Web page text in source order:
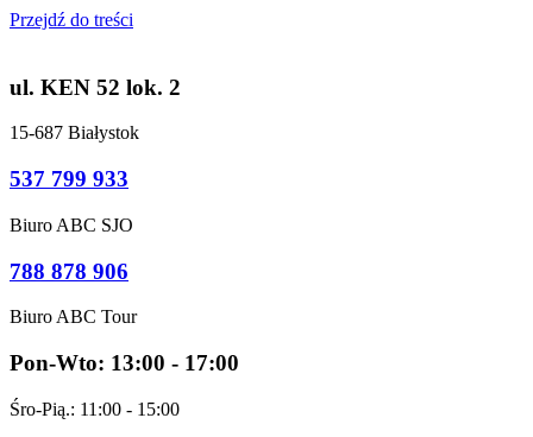
Przejdź do treści
ul. KEN 52 lok. 2
15-687 Białystok
537 799 933
Biuro ABC SJO
788 878 906
Biuro ABC Tour
Pon-Wto: 13:00 - 17:00
Śro-Pią.: 11:00 - 15:00